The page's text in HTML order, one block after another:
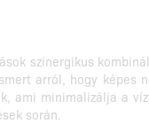
szinergikus
arról, hogy képes
ami minimalizálja a
során.